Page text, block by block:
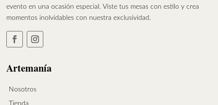
evento en una ocasión especial. Viste tus mesas con estilo y crea
momentos inolvidables con nuestra exclusividad.
Artemanía
Nosotros